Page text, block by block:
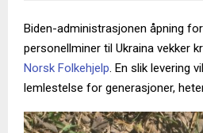
Biden-administrasjonen åpning
personellminer til Ukraina vekker
Norsk Folkehjelp . En slik levering
lemlestelse for generasjoner,